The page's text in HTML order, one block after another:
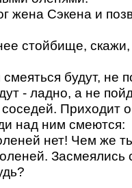
жена Сэкена и
стойбище, скажи,
будут, не
- ладно, а не
Приходит
над ним смеются:
нет! Чем же
Засмеялись